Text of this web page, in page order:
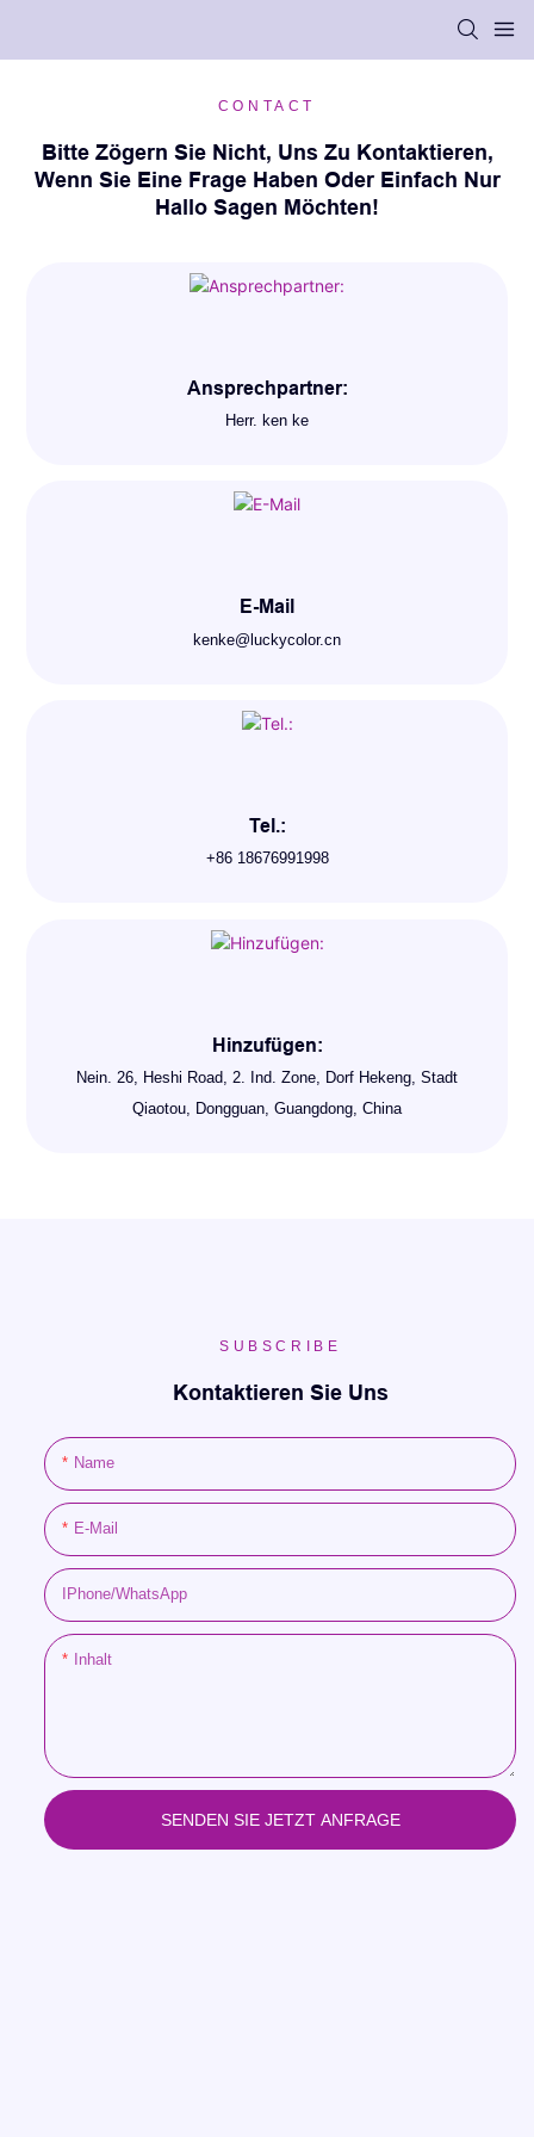
CONTACT
Bitte Zögern Sie Nicht, Uns Zu Kontaktieren,
Wenn Sie Eine Frage Haben Oder Einfach Nur
Hallo Sagen Möchten!
Ansprechpartner:
Herr. ken ke
E-Mail
kenke@luckycolor.cn
Tel.:
+86 18676991998
Hinzufügen:
Nein. 26, Heshi Road, 2. Ind. Zone, Dorf Hekeng, Stadt
Qiaotou, Dongguan, Guangdong, China
SUBSCRIBE
Kontaktieren Sie Uns
Name
E-Mail
IPhone/WhatsApp
Inhalt
SENDEN SIE JETZT ANFRAGE